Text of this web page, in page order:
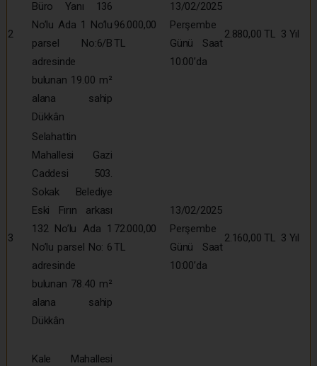
2
Büro Yanı 136
No’lu Ada 1 No’lu
parsel No:6/B
adresinde
bulunan 19.00 m²
alana sahip
Dükkân
96.000,00
TL
13/02/2025
Perşembe
Günü Saat
10:00’da
2.880,00 TL 3 Yıl
3
Selahattin
Mahallesi Gazi
Caddesi 503.
Sokak Belediye
Eski Fırın arkası
132 No’lu Ada 1
No’lu parsel No: 6
adresinde
bulunan 78.40 m²
alana sahip
Dükkân
72.000,00
TL
13/02/2025
Perşembe
Günü Saat
10:00’da
2.160,00 TL 3 Yıl
Kale Mahallesi